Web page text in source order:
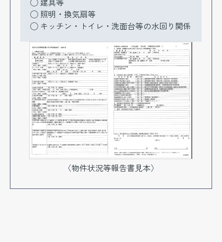
照明・換気扇等
キッチン・トイレ・洗面台等の水回り関係
〈物件状況等報告書見本〉